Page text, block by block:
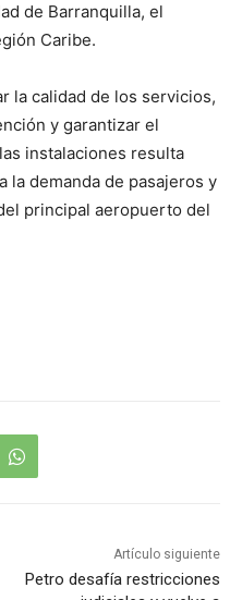
de Barranquilla, el
Caribe.
la calidad de los servicios,
y garantizar el
instalaciones resulta
la demanda de pasajeros y
principal aeropuerto del
Artículo siguiente
Petro desafía restricciones